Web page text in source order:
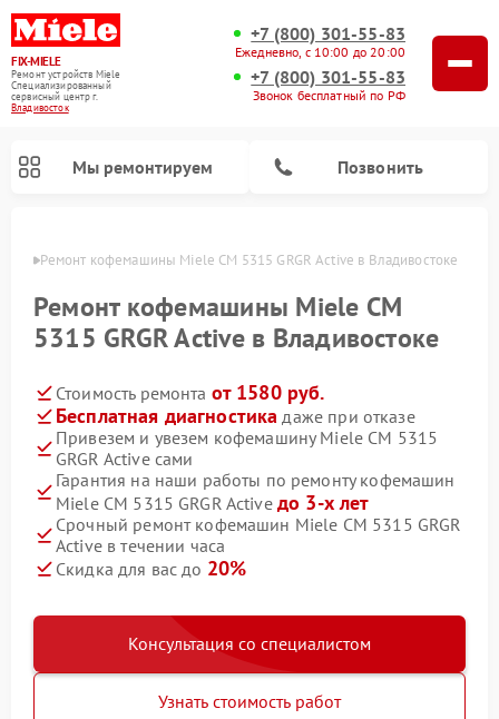
FIX-MIELE
Ремонт устройств Miele
Специализированный
cервисный центр г.
Владивосток
+7 (800) 301-55-83
Ежедневно, с 10:00 до 20:00
+7 (800) 301-55-83
Звонок бесплатный по РФ
Мы ремонтируем Позвонить
Ремонт кофемашины Miele CM 5315 GRGR Active в Владивостоке
Ремонт кофемашины Miele CM
5315 GRGR Active в Владивостоке
Стоимость ремонта от 1580 руб.
Бесплатная диагностика даже при отказе
Привезем и увезем кофемашину Miele CM 5315
GRGR Active сами
Гарантия на наши работы по ремонту кофемашин
Miele CM 5315 GRGR Active до 3-х лет
Срочный ремонт кофемашин Miele CM 5315 GRGR
Active в течении часа
Скидка для вас до 20%
Консультация со специалистом
Узнать стоимость работ